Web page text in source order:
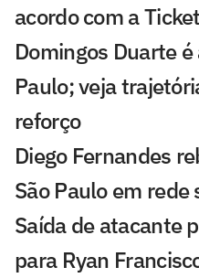
acordo com a
Domingos Duarte
Paulo; veja
reforço
Diego Fernandes
São Paulo em rede
Saída de atacante
para Ryan